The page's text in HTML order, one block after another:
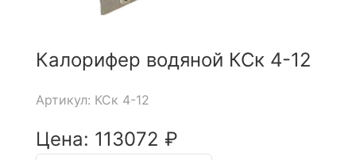
Калорифер водяной КСк 4-12
Артикул: КСк 4-12
Цена: 113072 ₽